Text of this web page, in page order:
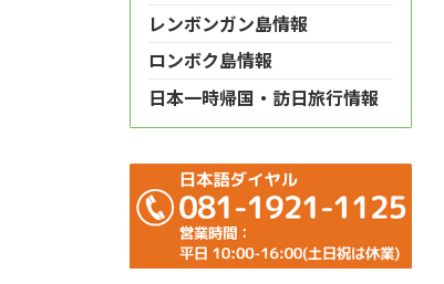
レンボンガン島情報
ロンボク島情報
日本一時帰国・訪日旅行情報